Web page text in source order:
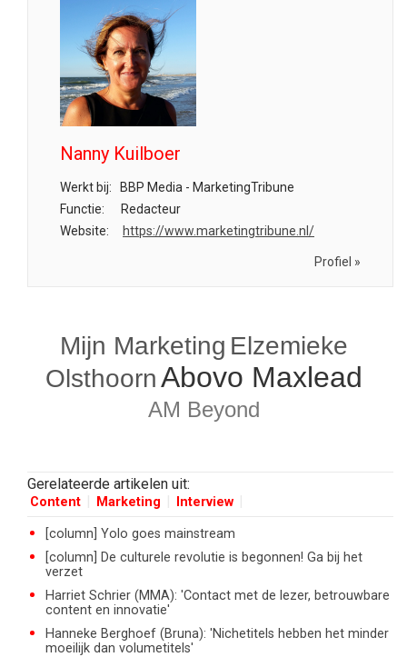
Nanny Kuilboer
Werkt bij:
BBP Media - MarketingTribune
Functie:
Redacteur
Website:
https://www.marketingtribune.nl/
Profiel »
Mijn Marketing Elzemieke
OlsthoornAbovo Maxlead
AM Beyond
Gerelateerde artikelen uit:
Content Marketing Interview
[column] Yolo goes mainstream
[column] De culturele revolutie is begonnen! Ga bij het
verzet
Harriet Schrier (MMA): 'Contact met de lezer, betrouwbare
content en innovatie'
Hanneke Berghoef (Bruna): 'Nichetitels hebben het minder
moeilijk dan volumetitels'